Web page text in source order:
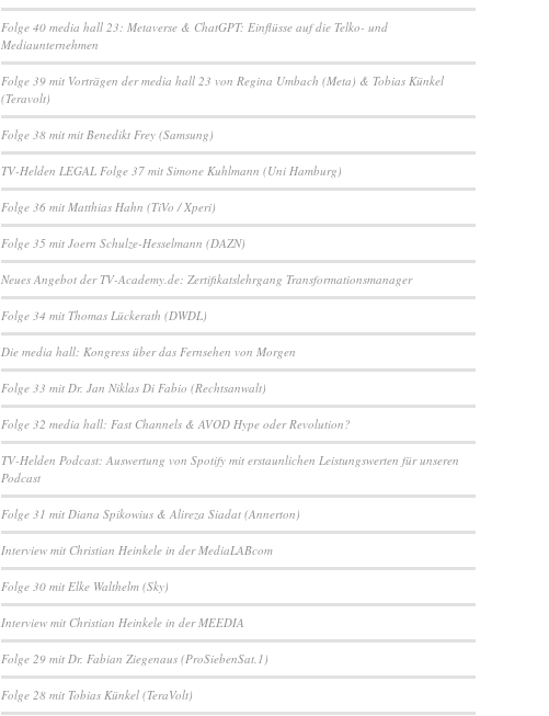
Folge 40 media hall 23: Metaverse & ChatGPT: Einflüsse auf die Telko- und
Mediaunternehmen
Folge 39 mit Vorträgen der media hall 23 von Regina Umbach (Meta) & Tobias Künkel
(Teravolt)
Folge 38 mit mit Benedikt Frey (Samsung)
TV-Helden LEGAL Folge 37 mit Simone Kuhlmann (Uni Hamburg)
Folge 36 mit Matthias Hahn (TiVo / Xperi)
Folge 35 mit Joern Schulze-Hesselmann (DAZN)
Neues Angebot der TV-Academy.de: Zertifikatslehrgang Transformationsmanager
Folge 34 mit Thomas Lückerath (DWDL)
Die media hall: Kongress über das Fernsehen von Morgen
Folge 33 mit Dr. Jan Niklas Di Fabio (Rechtsanwalt)
Folge 32 media hall: Fast Channels & AVOD Hype oder Revolution?
TV-Helden Podcast: Auswertung von Spotify mit erstaunlichen Leistungswerten für unseren
Podcast
Folge 31 mit Diana Spikowius & Alireza Siadat (Annerton)
Interview mit Christian Heinkele in der MediaLABcom
Folge 30 mit Elke Walthelm (Sky)
Interview mit Christian Heinkele in der MEEDIA
Folge 29 mit Dr. Fabian Ziegenaus (ProSiebenSat.1)
Folge 28 mit Tobias Künkel (TeraVolt)